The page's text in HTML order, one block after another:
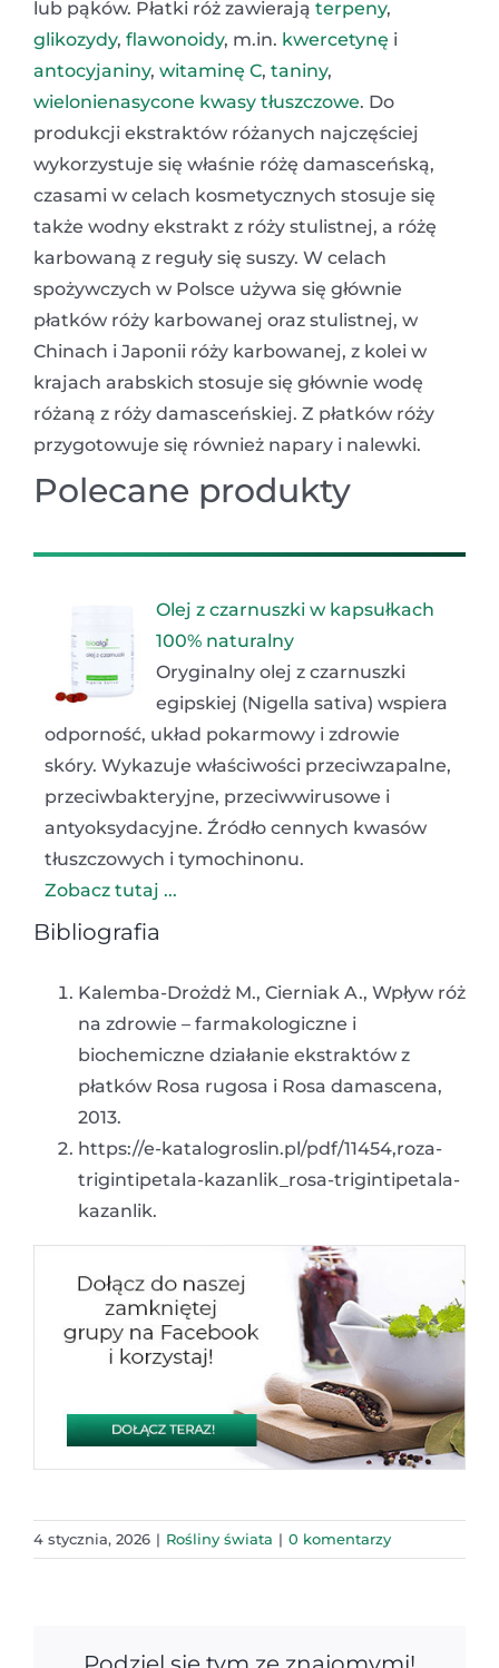
lub pąków. Płatki róż zawierają terpeny,
glikozydy, flawonoidy, m.in. kwercetynę i
antocyjaniny, witaminę C, taniny,
wielonienasycone kwasy tłuszczowe. Do
produkcji ekstraktów różanych najczęściej
wykorzystuje się właśnie różę damasceńską,
czasami w ce lach kosmetycznych stosuje się
także wodny ekstrakt z róży stulistnej, a różę
karbowaną z reguły się suszy. W celach
spożywczych w Polsce używa się głównie
płatków róży karbowanej oraz stulistnej, w
Chinach i Japonii róży karbowanej, z kolei w
krajach arabskich stosuje się głównie wodę
różaną z róży damasceńskiej. Z płatków róży
przygotowuje się również napary i nalewki.
Polecane produkty
Olej z czarnuszki w kapsułkach
100% naturalny
Oryginalny olej z czarnuszki
egipskiej (Nigella sativa) wspiera
odporność, układ pokarmowy i zdrowie
skóry. Wykazuje właściwości przeciwzapalne,
przeciwbakteryjne, przeciwwirusowe i
antyoksydacyjne. Źródło cennych kwasów
tłuszczowych i tymochinonu.
Zobacz tutaj ...
Bibliografia
Kalemba-Drożdż M., Cierniak A., Wpływ róż
na zdrowie – farmakologiczne i
biochemiczne działanie ekstraktów z
płatków Rosa rugosa i Rosa damascena,
2013.
https://e-katalogroslin.pl/pdf/11454,roza-
trigintipetala-kazanlik_rosa-trigintipetala-
kazanlik.
4 stycznia, 2026 | Rośliny świata | 0 komentarzy